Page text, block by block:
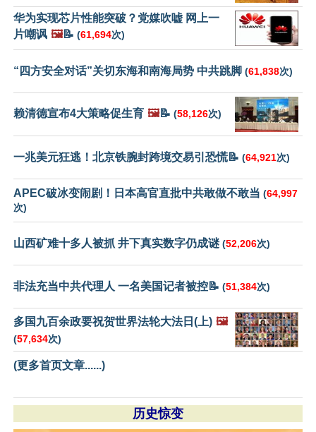
华为实现芯片性能突破？党媒吹嘘 网上一
片嘲讽 🖼️📝 (61,694次)
“四方安全对话”关切东海和南海局势 中共跳脚 (61,838次)
赖清德宣布4大策略促生育 🖼️📝 (58,126次)
一兆美元狂逃！北京铁腕封跨境交易引恐慌📝 (64,921次)
APEC破冰变闹剧！日本高官直批中共敢做不敢当 (64,997
次)
山西矿难十多人被抓 井下真实数字仍成谜(52,206次)
非法充当中共代理人 一名美国记者被控📝 (51,384次)
多国九百余政要祝贺世界法轮大法日(上) 🖼️
(57,634次)
(更多首页文章......)
历史惊变